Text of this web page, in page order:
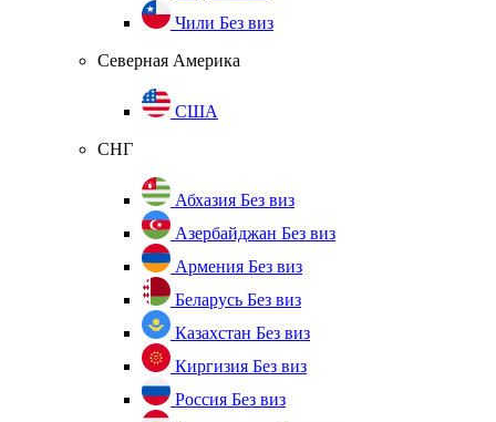
Чили Без виз
Северная Америка
США
СНГ
Абхазия Без виз
Азербайджан Без виз
Армения Без виз
Беларусь Без виз
Казахстан Без виз
Киргизия Без виз
Россия Без виз